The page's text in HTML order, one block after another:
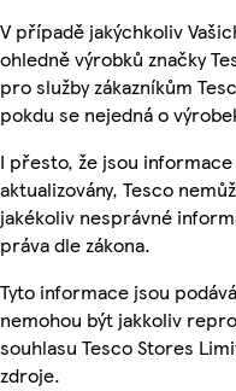
V případě jakýchkoliv
ohledně výrobků značky
pro služby zákazníkům
pokdu se nejedná o
I přesto, že jsou
aktualizovány, Tesco
jakékoliv nesprávné
práva dle zákona.
Tyto informace jsou
nemohou být jakkoliv
souhlasu Tesco Stores
zdroje.